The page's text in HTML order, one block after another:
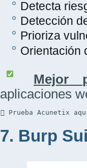
Detecta
Detección
Prioriza
Orientación
Mejor
aplicaciones
 Prueba Acunetix
7. Burp